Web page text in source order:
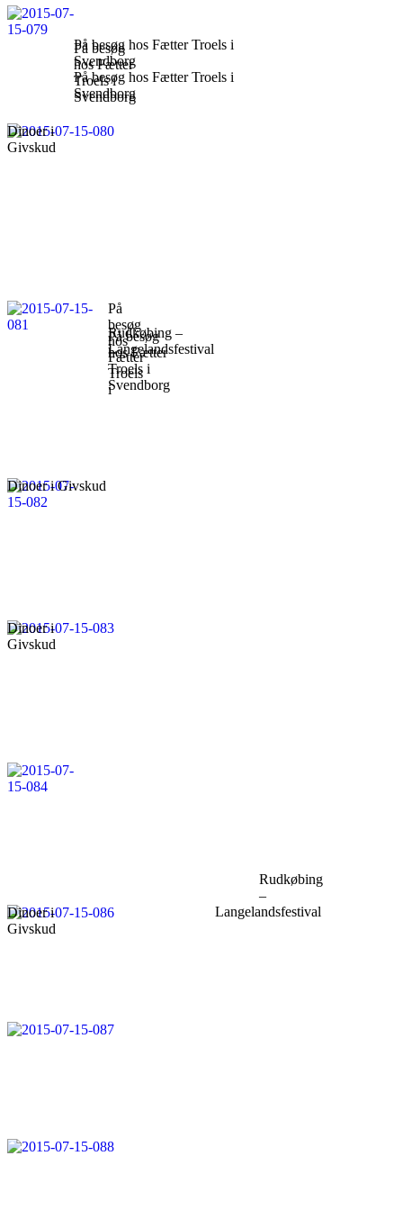
Dinoer i
Givskud
Dinoer i Givskud
Dinoer i
Givskud
Dinoer i
Givskud
På besøg
hos Fætter
Troels i
Svendborg
På
besøg
hos
Fætter
Troels
i
På besøg hos Fætter Troels i
Svendborg
På besøg hos Fætter Troels i
Svendborg
På besøg
hos Fætter
Troels i
Svendborg
Rudkøbing –
Langelandsfestival
Rudkøbing
–
Langelandsfestival